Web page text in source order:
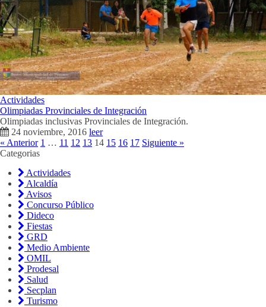
Actividades
Olimpiadas Provinciales de Integración
Olimpiadas inclusivas Provinciales de Integración.
24 noviembre, 2016 leer
« Anterior 1 … 11 12 13 14 15 16 17 Siguiente »
Categorias
Actividades
Alcaldía
Avisos
Concurso Público
Dideco
Fiestas
GRD
Medio Ambiente
OMIL
Prodesal
Salud
Secplan
Turismo